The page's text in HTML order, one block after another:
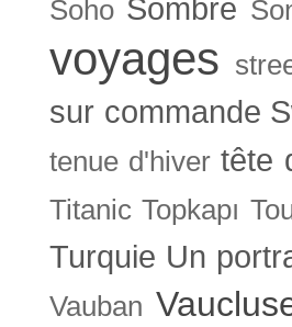
Soho Sombre
voyages
sur commande
tenue d'hiver tête
Titanic Topkapı
Turquie Un
Vauban